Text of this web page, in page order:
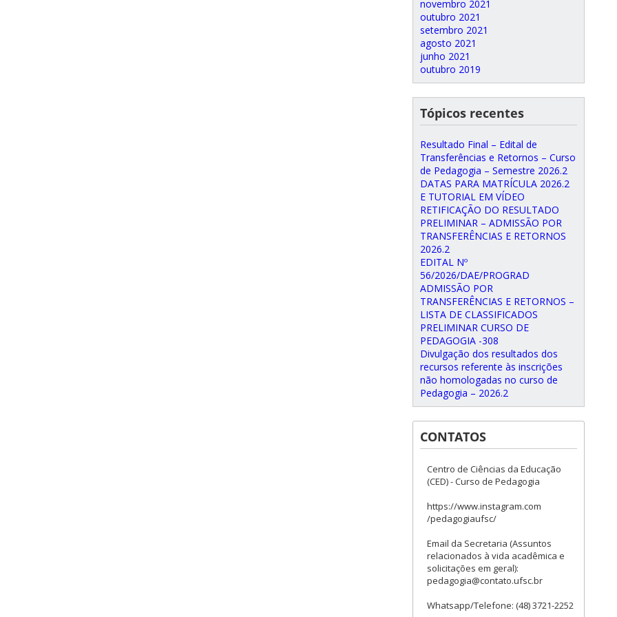
novembro 2021
outubro 2021
setembro 2021
agosto 2021
junho 2021
outubro 2019
Tópicos recentes
Resultado Final – Edital de
Transferências e Retornos – Curso
de Pedagogia – Semestre 2026.2
DATAS PARA MATRÍCULA 2026.2
E TUTORIAL EM VÍDEO
RETIFICAÇÃO DO RESULTADO
PRELIMINAR – ADMISSÃO POR
TRANSFERÊNCIAS E RETORNOS
2026.2
EDITAL Nº
56/2026/DAE/PROGRAD
ADMISSÃO POR
TRANSFERÊNCIAS E RETORNOS –
LISTA DE CLASSIFICADOS
PRELIMINAR CURSO DE
PEDAGOGIA -308
Divulgação dos resultados dos
recursos referente às inscrições
não homologadas no curso de
Pedagogia – 2026.2
CONTATOS
Centro de Ciências da Educação
(CED) - Curso de Pedagogia
https://www.instagram.com
/pedagogiaufsc/
Email da Secretaria (Assuntos
relacionados à vida acadêmica e
solicitações em geral):
pedagogia@contato.ufsc.br
Whatsapp/Telefone: (48) 3721-2252